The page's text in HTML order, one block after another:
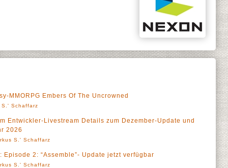
MMORPG Embers Of The Uncrowned
S.' Schaffarz
Entwickler-Livestream Details zum Dezember-Update und
2026
S.' Schaffarz
2: “Assemble”- Update jetzt verfügbar
S.' Schaffarz